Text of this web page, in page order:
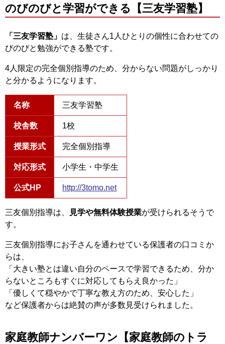
のびのびと学習ができる【三友学習塾】
「三友学習塾」 は、生徒さん1人ひとりの個性に合わせての
びのびと勉強ができる塾です。
4人限定の完全個別指導のため、分からない問題がしっかり
と分かるようになります。
名称 三友学習塾
校舎数 1校
授業形式 完全個別指導
対応形式 小学生・中学生
公式HP http://3tomo.net
三友個別指導は、 見学や無料体験授業が受けられるそうで
す。
三友個別指導にお子さんを通わせている保護者の口コミか
らは、
「大きい塾とは違い自分のペースで学習できるため、分か
らないところもすぐに対応してもらえ良かった」
「優しくて穏やかで丁寧な教え方のため、安心した」
など保護者からは絶賛の声が多数見受けられました。
家庭教師ナンバーワン【家庭教師のトラ